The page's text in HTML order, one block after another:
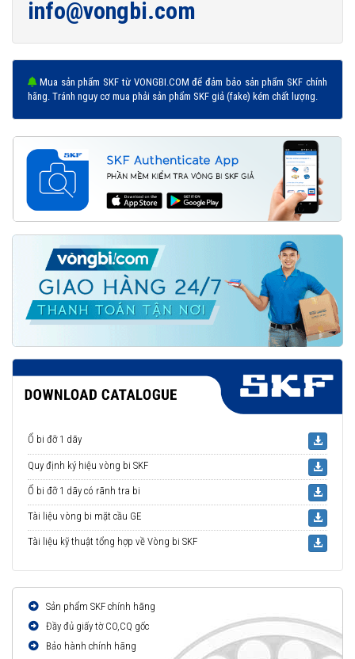
Vòng bi 6406 được phân phối chính hãng
Đại lý ủy quyền SKF chính hãng - SKF Authorized Distributor
Hotline hỗ trợ 24/7
0921 345 345 096 123 8558
info@vongbi.com
Mua sản phẩm SKF từ VONGBI.COM để đảm bảo sản phẩm SKF chính
hãng. Tránh nguy cơ mua phải sản phẩm SKF giả (fake) kém chất lượng.
Ổ bi đỡ 1 dãy
Quy định ký hiệu vòng bi SKF
Ổ bi đỡ 1 dãy có rãnh tra bi
Tài liệu vòng bi mặt cầu GE
Tài liệu kỹ thuật tổng hợp về Vòng bi SKF
Sản phẩm SKF chính hãng
Đầy đủ giấy tờ CO,CQ gốc
Bảo hành chính hãng